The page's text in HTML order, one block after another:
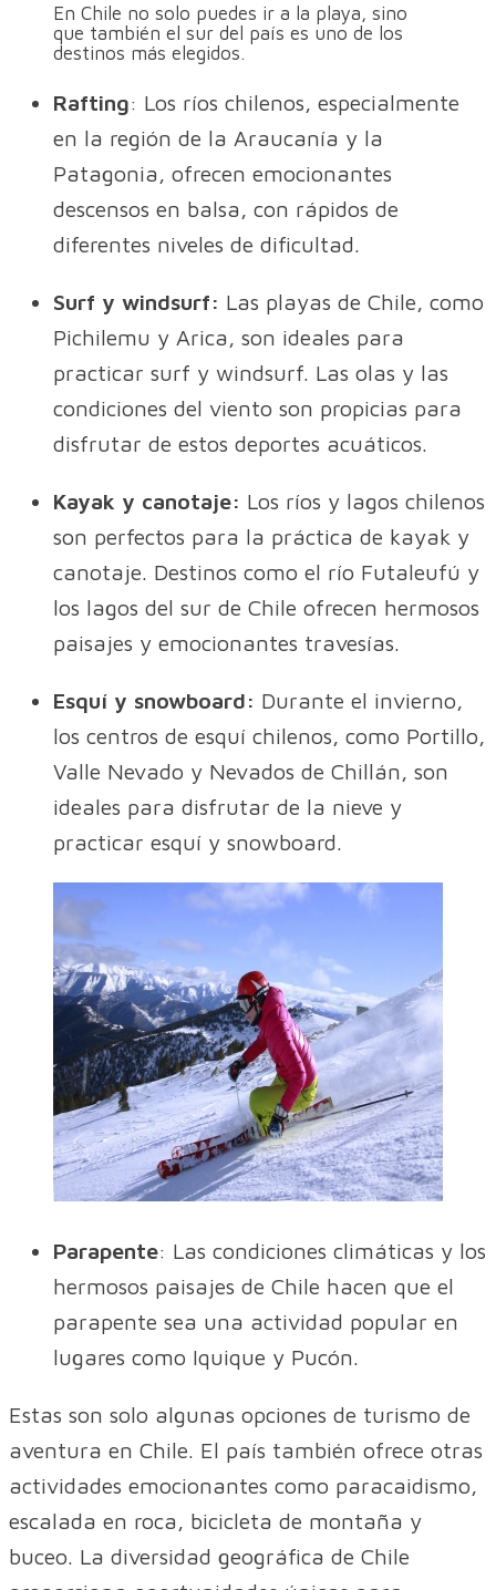
En Chile no solo puedes ir a la playa, sino
que también el sur del país es uno de los
destinos más elegidos.
Rafting: Los ríos chilenos, especialmente
en la región de la Araucanía y la
Patagonia, ofrecen emocionantes
descensos en balsa, con rápidos de
diferentes niveles de dificultad.
Surf y windsurf: Las playas de Chile, como
Pichilemu y Arica, son ideales para
practicar surf y windsurf. Las olas y las
condiciones del viento son propicias para
disfrutar de estos deportes acuáticos.
Kayak y canotaje: Los ríos y lagos chilenos
son perfectos para la práctica de kayak y
canotaje. Destinos como el río Futaleufú y
los lagos del sur de Chile ofrecen hermosos
paisajes y emocionantes travesías.
Esquí y snowboard: Durante el invierno,
los centros de esquí chilenos, como Portillo,
Valle Nevado y Nevados de Chillán, son
ideales para disfrutar de la nieve y
practicar esquí y snowboard.
Parapente: Las condiciones climáticas y los
hermosos paisajes de Chile hacen que el
parapente sea una actividad popular en
lugares como Iquique y Pucón.
Estas son solo algunas opciones de turismo de
aventura en Chile. El país también ofrece otras
actividades emocionantes como paracaidismo,
escalada en roca, bicicleta de montaña y
buceo. La diversidad geográfica de Chile